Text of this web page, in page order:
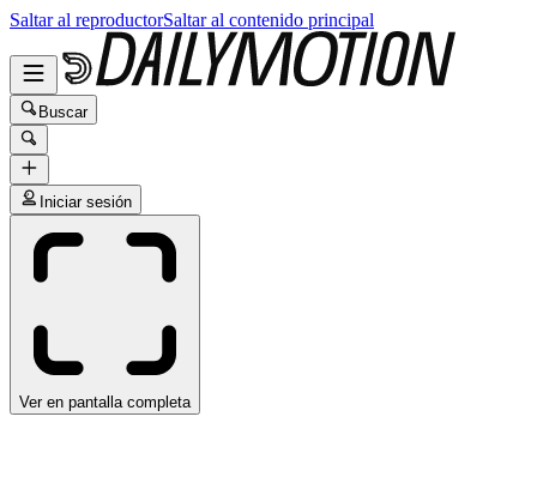
Saltar al reproductorSaltar al contenido principal
Buscar
Iniciar sesión
Ver en pantalla completa